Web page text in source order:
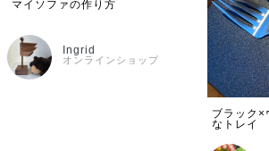
マイソファの作り方
オンラインショップ
Ingrid
ブラック×
なトレイ